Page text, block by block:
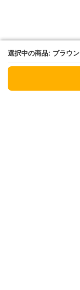
選択中の商品: ブラウン
選択中の商品: ブラウン